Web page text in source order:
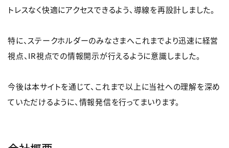
トレスなく快適にアクセスできるよう、導線を再設計しました。
特に、ステークホルダーのみなさまへこれまでより迅速に経営
視点、IR視点での情報開示が行えるように意識しました。
今後は本サイトを通じて、これまで以上に当社への理解を深め
ていただけるように、情報発信を行ってまいります。